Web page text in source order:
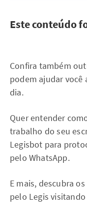
Este conteúdo
Confira também
podem ajudar você
dia.
Quer entender
trabalho do seu
Legisbot para
pelo WhatsApp.
E mais, descubra
pelo Legis